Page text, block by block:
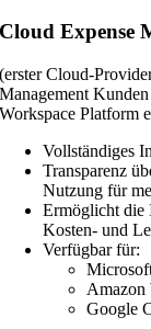
Cloud Expense
(erster Cloud-
Management
Workspace Platform
Vollständiges
Transparenz
Nutzung für
Ermöglicht die
Kosten- und
Verfügbar für:
Amazon
Google